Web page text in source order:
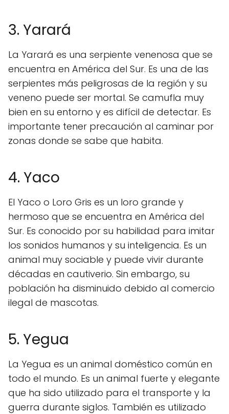
3. Yarará
La Yarará es una serpiente venenosa que se
encuentra en América del Sur. Es una de las
serpientes más peligrosas de la región y su
veneno puede ser mortal. Se camufla muy
bien en su entorno y es difícil de detectar. Es
importante tener precaución al caminar por
zonas donde se sabe que habita.
4. Yaco
El Yaco o Loro Gris es un loro grande y
hermoso que se encuentra en América del
Sur. Es conocido por su habilidad para imitar
los sonidos humanos y su inteligencia. Es un
animal muy sociable y puede vivir durante
décadas en cautiverio. Sin embargo, su
población ha disminuido debido al comercio
ilegal de mascotas.
5. Yegua
La Yegua es un animal doméstico común en
todo el mundo. Es un animal fuerte y elegante
que ha sido utilizado para el transporte y la
guerra durante siglos. También es utilizado